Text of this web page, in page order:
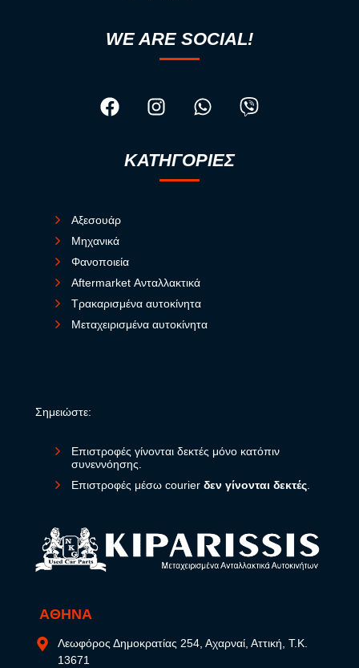
WE ARE SOCIAL!
ΚΑΤΗΓΟΡΙΕΣ
Αξεσουάρ
Μηχανικά
Φανοποιεία
Aftermarket Ανταλλακτικά
Τρακαρισμένα αυτοκίνητα
Μεταχειρισμένα αυτοκίνητα
Σημειώστε:
Επιστροφές γίνονται δεκτές μόνο κατόπιν
συνεννόησης.
Επιστροφές μέσω courier δεν γίνονται δεκτές.
ΑΘΗΝΑ
Λεωφόρος Δημοκρατίας 254, Αχαρναί, Αττική, Τ.Κ.
13671